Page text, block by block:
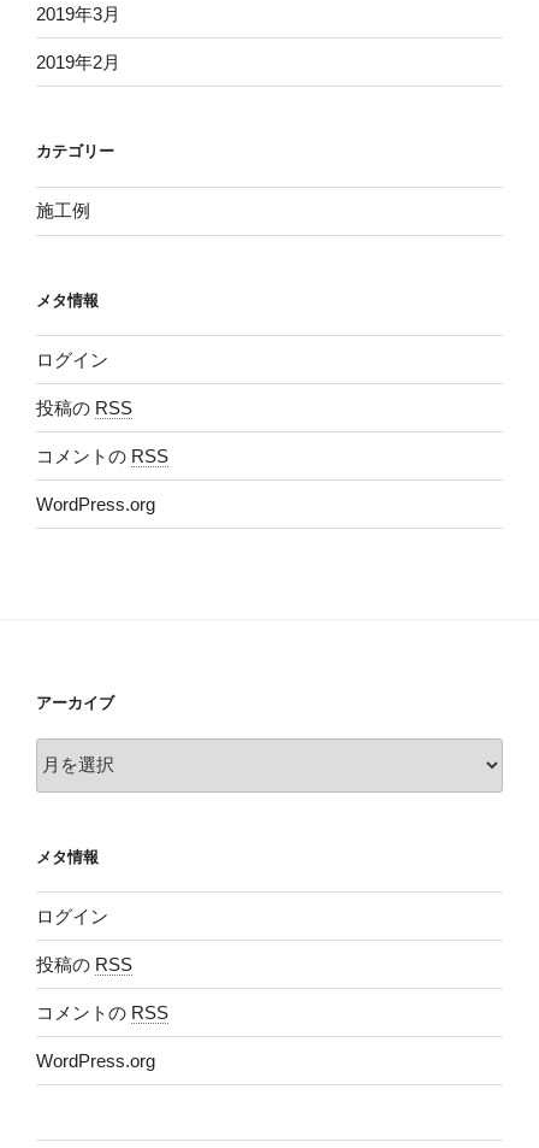
2019年3月
2019年2月
カテゴリー
施工例
メタ情報
ログイン
投稿の RSS
コメントの RSS
WordPress.org
アーカイブ
ア
ブ
メタ情報
ログイン
投稿の RSS
コメントの RSS
WordPress.org